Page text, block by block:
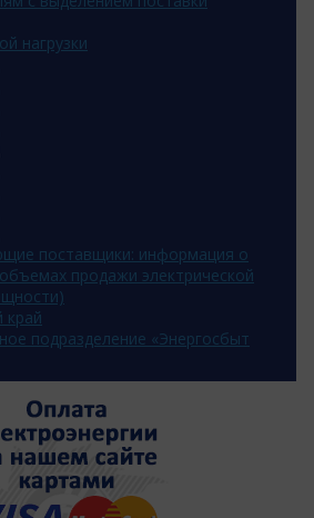
нагрузки
поставщики: информация о
продажи электрической
край
подразделение «Энергосбыт